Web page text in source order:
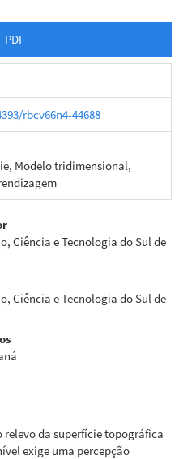
PDF
rbcv66n4-44688
Modelo tridimensional,
Ciência e Tecnologia do Sul de
Ciência e Tecnologia do Sul de
relevo da superfície topográfica
exige uma percepção